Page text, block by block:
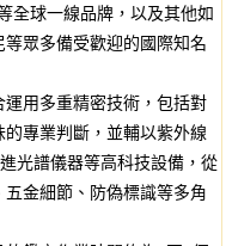
全球一線品牌，以及其他如
眾多備受歡迎的國際知名
用多重精密技術，包括對
專業判斷，並輔以紫外線
光譜儀器等高科技設備，從
金細節、防偽標識等多角